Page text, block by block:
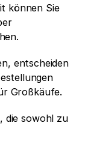
können Sie
entscheiden
Großkäufe.
die sowohl zu